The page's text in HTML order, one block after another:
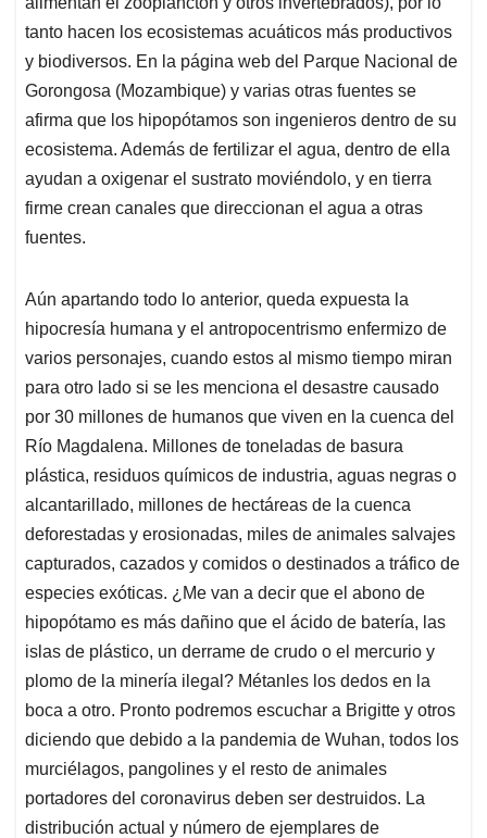
tanto hacen los ecosistemas acuáticos más productivos
y biodiversos. En la página web del Parque Nacional de
Gorongosa (Mozambique) y varias otras fuentes se
afirma que los hipopótamos son ingenieros dentro de su
ecosistema. Además de fertilizar el agua, dentro de ella
ayudan a oxigenar el sustrato moviéndolo, y en tierra
firme crean canales que direccionan el agua a otras
fuentes.
Aún apartando todo lo anterior, queda expuesta la
hipocresía humana y el antropocentrismo enfermizo de
varios personajes, cuando estos al mismo tiempo miran
para otro lado si se les menciona el desastre causado
por 30 millones de humanos que viven en la cuenca del
Río Magdalena. Millones de toneladas de basura
plástica, residuos químicos de industria, aguas negras o
alcantarillado, millones de hectáreas de la cuenca
deforestadas y erosionadas, miles de animales salvajes
capturados, cazados y comidos o destinados a tráfico de
especies exóticas. ¿Me van a decir que el abono de
hipopótamo es más dañino que el ácido de batería, las
islas de plástico, un derrame de crudo o el mercurio y
plomo de la minería ilegal? Métanles los dedos en la
boca a otro. Pronto podremos escuchar a Brigitte y otros
diciendo que debido a la pandemia de Wuhan, todos los
murciélagos, pangolines y el resto de animales
portadores del coronavirus deben ser destruidos. La
distribución actual y número de ejemplares de